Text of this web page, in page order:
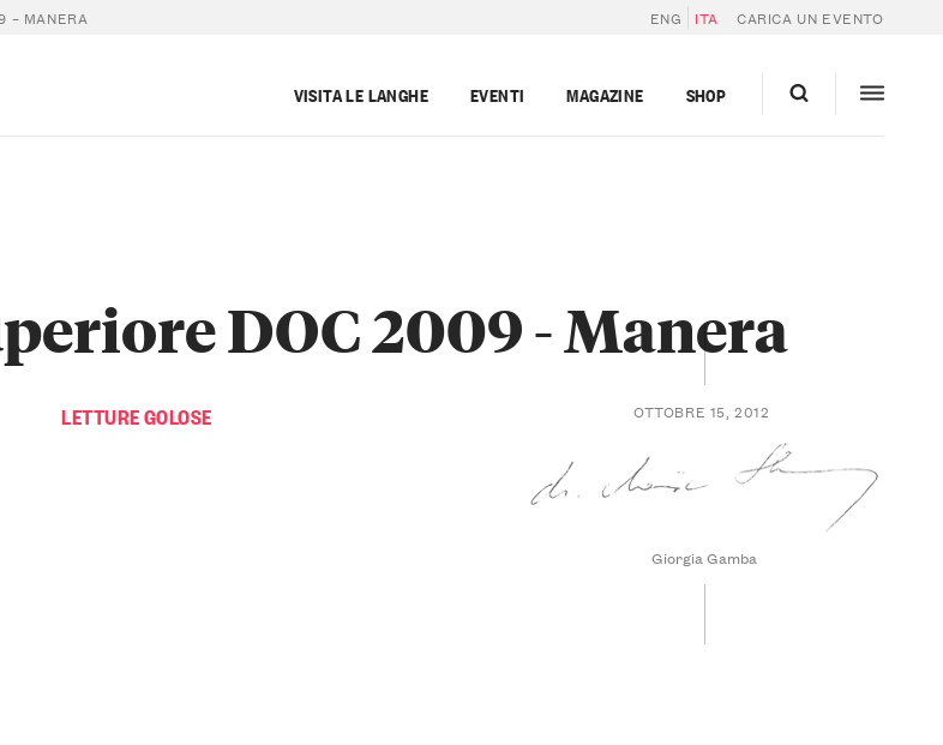
– MANERA ENG ITA CARICA UN EVENTO
VISITA LE LANGHE EVENTI MAGAZINE SHOP
LETTURE GOLOSE
DOC 2009 - Manera
OTTOBRE 15, 2012
Giorgia Gamba